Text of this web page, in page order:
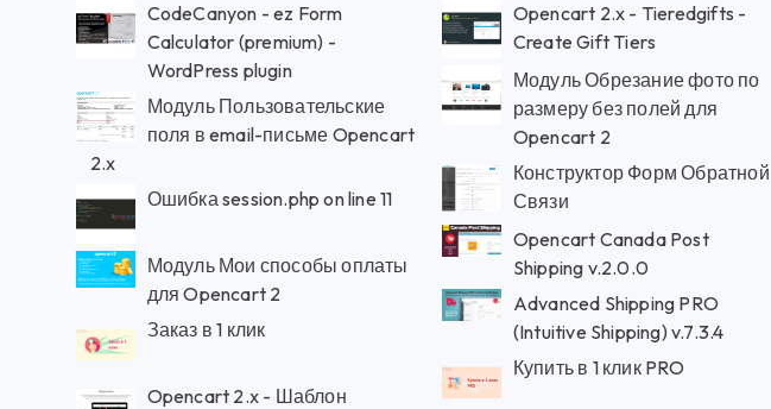
CodeCanyon - ez Form
Calculator (premium) -
WordPress plugin
Модуль Пользовательские
поля в email-письме Opencart
2.x
Ошибка session.php on line 11
Модуль Мои способы оплаты
для Opencart 2
Заказ в 1 клик
Opencart 2.x - Шаблон
Opencart 2.x - Tieredgifts -
Create Gift Tiers
Модуль Обрезание фото по
размеру без полей для
Opencart 2
Конструктор Форм Обратной
Связи
Opencart Canada Post
Shipping v.2.0.0
Advanced Shipping PRO
(Intuitive Shipping) v.7.3.4
Купить в 1 клик PRO